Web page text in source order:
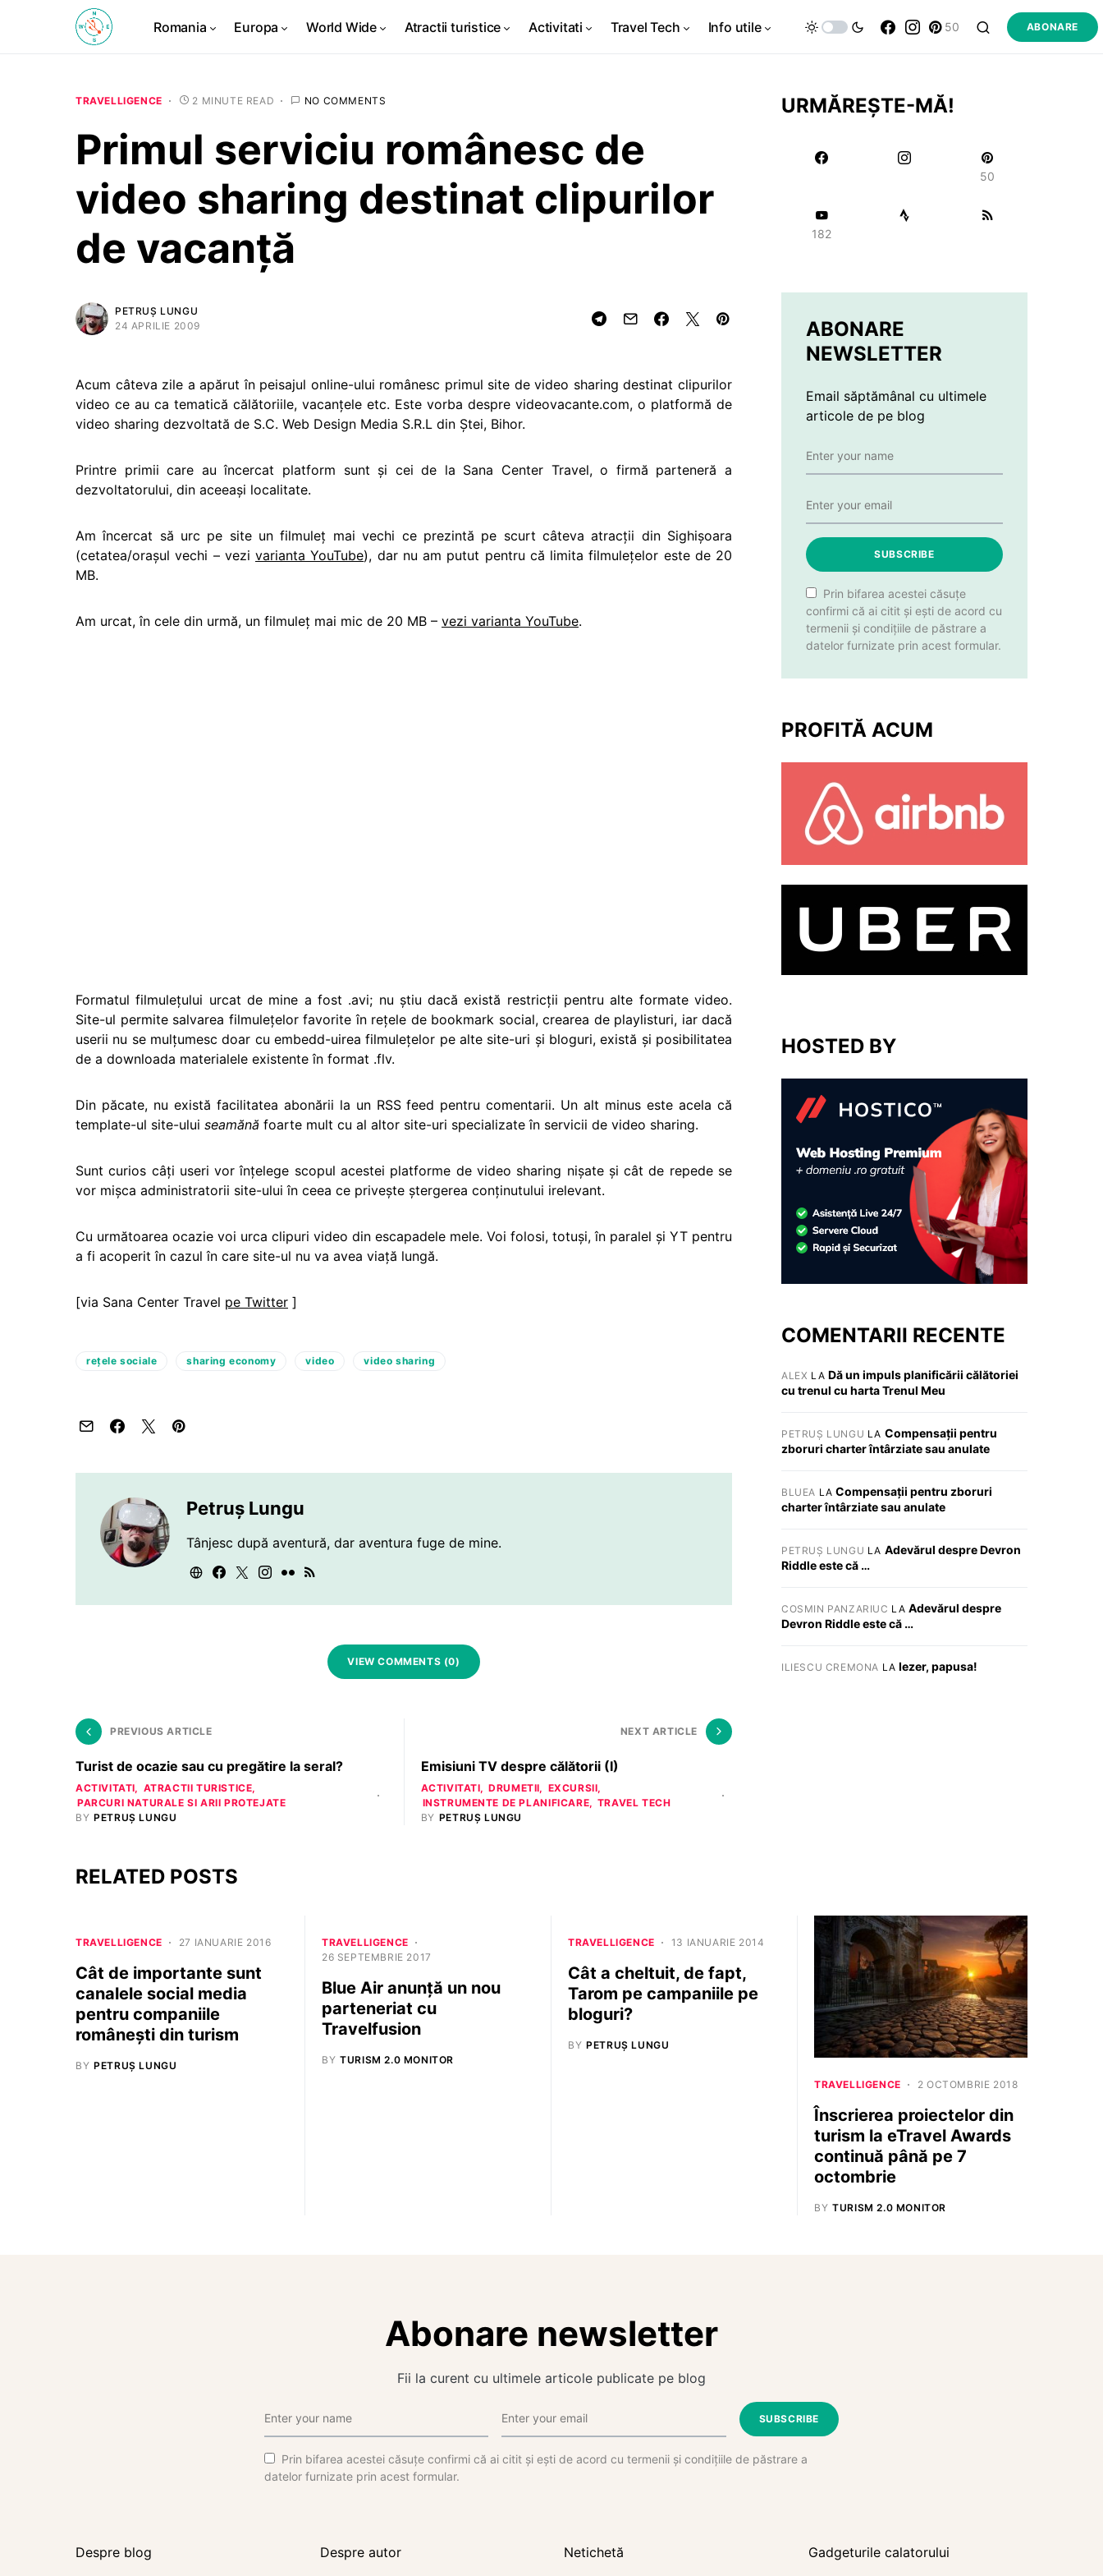
Romania Europa World Wide Atractii turistice Activitati Travel Tech Info utile 50 ABONARE
TRAVELLIGENCE 2 MINUTE READ NO COMMENTS
Primul serviciu românesc de
video sharing destinat clipurilor
de vacanţă
PETRUȘ LUNGU
24 APRILIE 2009
Acum câteva zile a apărut în peisajul online-ului românesc primul site de video sharing destinat clipurilor
video ce au ca tematică călătoriile, vacanţele etc. Este vorba despre videovacante.com, o platformă de
video sharing dezvoltată de S.C. Web Design Media S.R.L din Ştei, Bihor.
Printre primii care au încercat platform sunt şi cei de la Sana Center Travel, o firmă parteneră a
dezvoltatorului, din aceeaşi localitate.
Am încercat să urc pe site un filmuleţ mai vechi ce prezintă pe scurt câteva atracţii din Sighişoara
(cetatea/oraşul vechi – vezi varianta YouTube), dar nu am putut pentru că limita filmuleţelor este de 20
MB.
Am urcat, în cele din urmă, un filmuleţ mai mic de 20 MB – vezi varianta YouTube.
Formatul filmuleţului urcat de mine a fost .avi; nu ştiu dacă există restricţii pentru alte formate video.
Site-ul permite salvarea filmuleţelor favorite în reţele de bookmark social, crearea de playlisturi, iar dacă
userii nu se mulţumesc doar cu embedd-uirea filmuleţelor pe alte site-uri şi bloguri, există şi posibilitatea
de a downloada materialele existente în format .flv.
Din păcate, nu există facilitatea abonării la un RSS feed pentru comentarii. Un alt minus este acela că
template-ul site-ului seamănă foarte mult cu al altor site-uri specializate în servicii de video sharing.
Sunt curios câţi useri vor înţelege scopul acestei platforme de video sharing nişate şi cât de repede se
vor mişca administratorii site-ului în ceea ce priveşte ştergerea conţinutului irelevant.
Cu următoarea ocazie voi urca clipuri video din escapadele mele. Voi folosi, totuşi, în paralel şi YT pentru
a fi acoperit în cazul în care site-ul nu va avea viaţă lungă.
[via Sana Center Travel pe Twitter ]
reţele sociale sharing economy video video sharing
Petruș Lungu
Tânjesc după aventură, dar aventura fuge de mine.
VIEW COMMENTS (0)
PREVIOUS ARTICLE
Turist de ocazie sau cu pregătire la seral?
ACTIVITATI
ATRACTII TURISTICE
PARCURI NATURALE SI ARII PROTEJATE
BY PETRUȘ LUNGU
NEXT ARTICLE
Emisiuni TV despre călătorii (I)
ACTIVITATI DRUMETII
EXCURSII
INSTRUMENTE DE PLANIFICARE
TRAVEL TECH
BY PETRUȘ LUNGU
URMĂREȘTE-MĂ!
50
182
ABONARE
NEWSLETTER
Email săptămânal cu ultimele
articole de pe blog
SUBSCRIBE
Prin bifarea acestei căsuțe
confirmi că ai citit și ești de acord cu
termenii și condițiile de păstrare a
datelor furnizate prin acest formular.
PROFITĂ ACUM
HOSTED BY
COMENTARII RECENTE
ALEX LA Dă un impuls planificării călătoriei
cu trenul cu harta Trenul Meu
PETRUȘ LUNGU LA Compensații pentru
zboruri charter întârziate sau anulate
BLUEA LACompensații pentru zboruri
charter întârziate sau anulate
PETRUȘ LUNGU LA Adevărul despre Devron
Riddle este că …
COSMIN PANZARIUC LA Adevărul despre
Devron Riddle este că …
ILIESCU CREMONA LA Iezer, papusa!
RELATED POSTS
TRAVELLIGENCE 27 IANUARIE 2016
Cât de importante sunt
canalele social media
pentru companiile
românești din turism
BY PETRUȘ LUNGU
TRAVELLIGENCE
26 SEPTEMBRIE 2017
Blue Air anunță un nou
parteneriat cu
Travelfusion
BY TURISM 2.0 MONITOR
TRAVELLIGENCE 13 IANUARIE 2014
Cât a cheltuit, de fapt,
Tarom pe campaniile pe
bloguri?
BY PETRUȘ LUNGU
TRAVELLIGENCE 2 OCTOMBRIE 2018
Înscrierea proiectelor din
turism la eTravel Awards
continuă până pe 7
octombrie
BY TURISM 2.0 MONITOR
Abonare newsletter
Fii la curent cu ultimele articole publicate pe blog
SUBSCRIBE
Prin bifarea acestei căsuțe confirmi că ai citit și ești de acord cu termenii și condițiile de păstrare a
datelor furnizate prin acest formular.
Despre blog Despre autor Netichetă Gadgeturile calatorului